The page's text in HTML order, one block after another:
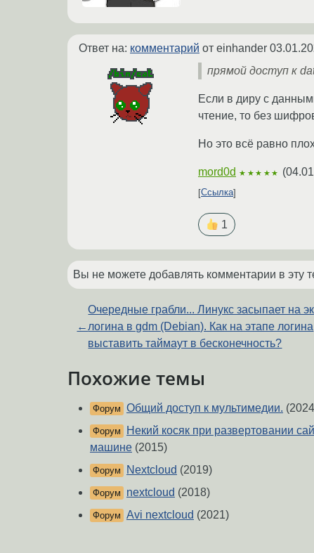
Ответ на: комментарий от einhander
прямой доступ к
Если в диру с
чтение, то без
Но это всё равно
mord0d ★★★★★ (
Ссылка
1
Вы не можете добавлять комментарии в эту
←
Очередные грабли... Линукс засыпает на
логина в gdm (Debian). Как на этапе логина
выставить таймаут в бесконечность?
Похожие темы
Форум Общий доступ к мультимедии.
Форум
Некий косяк при развертовании
машине (2015)
Форум Nextcloud (2019)
Форум nextcloud (2018)
Форум Avi nextcloud (2021)